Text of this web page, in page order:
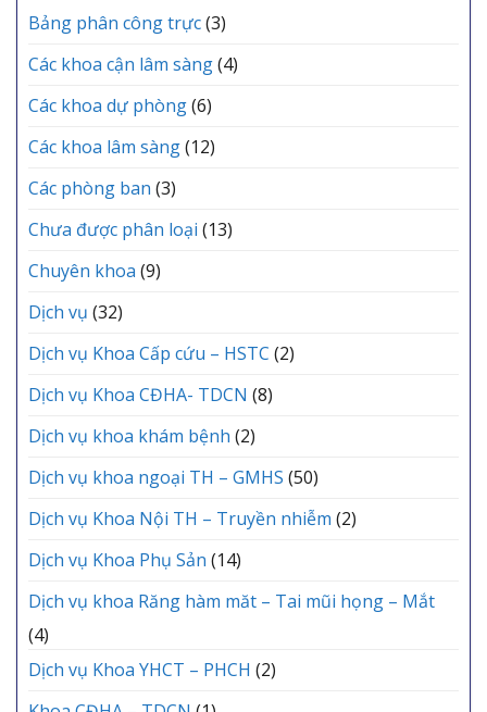
Bảng phân công trực(3)
Các khoa cận lâm sàng(4)
Các khoa dự phòng(6)
Các khoa lâm sàng(12)
Các phòng ban (3)
Chưa được phân loại (13)
Chuyên khoa (9)
Dịch vụ (32)
Dịch vụ Khoa Cấp cứu – HSTC (2)
Dịch vụ Khoa CĐHA- TDCN (8)
Dịch vụ khoa khám bệnh (2)
Dịch vụ khoa ngoại TH – GMHS (50)
Dịch vụ Khoa Nội TH – Truyền nhiễm (2)
Dịch vụ Khoa Phụ Sản (14)
Dịch vụ khoa Răng hàm măt – Tai mũi họng – Mắt
(4)
Dịch vụ Khoa YHCT – PHCH (2)